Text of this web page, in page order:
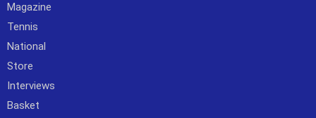
Magazine
Tennis
National
Store
Interviews
Basket